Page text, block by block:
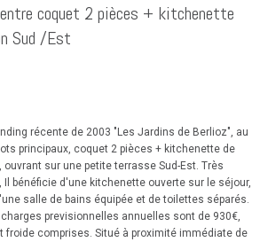
coquet 2 pièces + kitchenette
Sud /Est
récente de 2003 "Les Jardins de Berlioz", au
principaux, coquet 2 pièces + kitchenette de
ouvrant sur une petite terrasse Sud-Est. Très
Il bénéficie d'une kitchenette ouverte sur le séjour,
salle de bains équipée et de toilettes séparés.
previsionnelles annuelles sont de 930€,
froide comprises. Situé à proximité immédiate de